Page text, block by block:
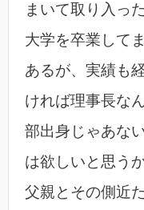
まいて取り入っ
大学を卒業して
あるが、実績も
ければ理事長な
部出身じゃあな
は欲しいと思う
父親とその側近